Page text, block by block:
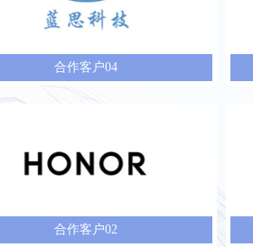
合作客户04
合作客户02